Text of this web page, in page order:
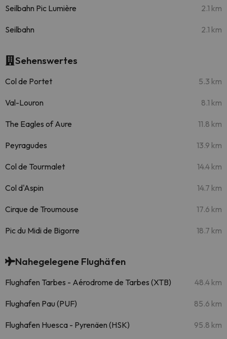
Seilbahn Pic Lumière 2.1 km
Seilbahn 2.1 km
Sehenswertes
Col de Portet 5.3 km
Val-Louron 8.1 km
The Eagles of Aure 11.8 km
Peyragudes 13.9 km
Col de Tourmalet 14.4 km
Col d'Aspin 14.7 km
Cirque de Troumouse 17.6 km
Pic du Midi de Bigorre 18.7 km
Nahegelegene Flughäfen
Flughafen Tarbes - Aérodrome de Tarbes (XTB) 48.4 km
Flughafen Pau (PUF) 85.6 km
Flughafen Huesca - Pyrenäen (HSK) 95.8 km